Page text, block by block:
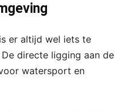
er altijd wel iets te
directe ligging aan de
watersport en